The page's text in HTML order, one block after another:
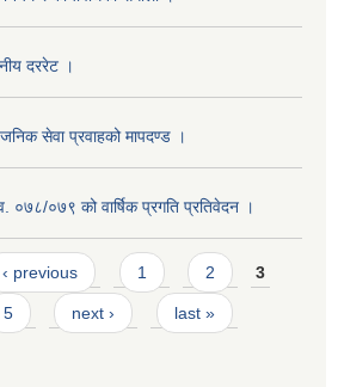
दररेट ।
सेवा प्रवाहको मापदण्ड ।
०७८/०७९ को वार्षिक प्रगति प्रतिवेदन ।
‹ previous 1 2 3
5 next › last »